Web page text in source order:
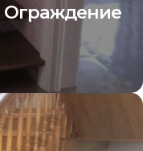
Ограждение